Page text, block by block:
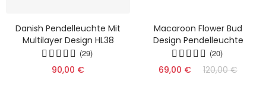
Danish Pendelleuchte Mit
Multilayer Design HL38
(29)
90,00 €
Macaroon Flower Bud
Design Pendelleuchte
(20)
69,00 € 120,00 €